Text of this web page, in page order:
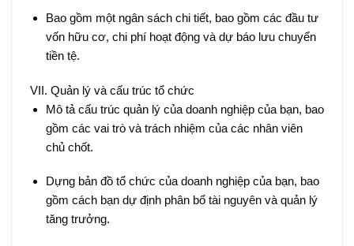
Bao gồm một ngân sách chi tiết, bao gồm các đầu tư
vốn hữu cơ, chi phí hoạt động và dự báo lưu chuyển
tiền tệ.
VII. Quản lý và cấu trúc tổ chức
Mô tả cấu trúc quản lý của doanh nghiệp của bạn, bao
gồm các vai trò và trách nhiệm của các nhân viên
chủ chốt.
Dựng bản đồ tổ chức của doanh nghiệp của bạn, bao
gồm cách bạn dự định phân bổ tài nguyên và quản lý
tăng trưởng.